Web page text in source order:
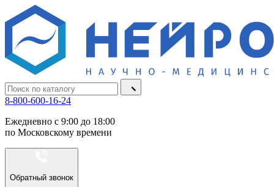
8-800-600-16-24
Ежедневно с 9:00 до 18:00
по Московскому времени
Обратный звонок